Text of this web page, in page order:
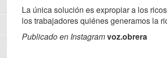
La única solución es expropiar a los
los trabajadores quiénes generamos la
Publicado en Instagramvoz.obrera